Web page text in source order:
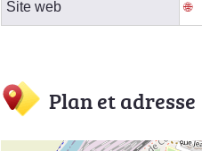
Site web
Plan et adresse